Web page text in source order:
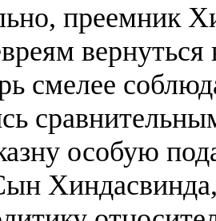
преемник
смелее
особую